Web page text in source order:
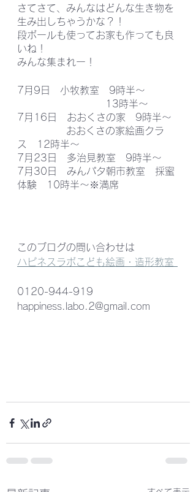
さてさて、みんなはどんな生き物を
生み出しちゃうかな？！
段ボールも使ってお家も作っても良
いね！
みんな集まれー！
7月9日　小牧教室　9時半〜
13時半〜
7月16日　おおくさの家　9時半〜
おおくさの家絵画クラ
ス　12時半〜
7月23日　多治見教室　9時半〜
7月30日　みんパタ朝市教室　採蜜
体験　10時半〜※満席
このブログの問い合わせは
ハピネスラボこども絵画・造形教室
0120-944-919
happiness.labo.2@gmail.com